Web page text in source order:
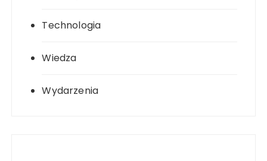
Technologia
Wiedza
Wydarzenia